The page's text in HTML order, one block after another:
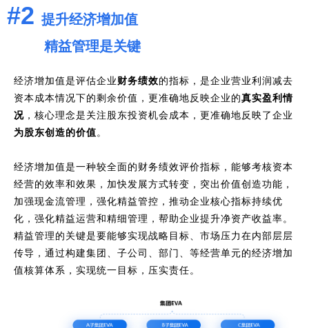
#2 提升经济增加值
精益管理是关键
经济增加值是评估企业财务绩效的指标，是企业营业利润减去
资本成本情况下的剩余价值，更准确地反映企业的真实盈利情
况 ，核心理念是关注股东投资机会成本，更准确地反映了企业
为股东创造的价值。
经济增加值是一种较全面的财务绩效评价指标，能够考核资本
经营的效率和效果，加快发展方式转变，突出价值创造功能，
加强现金流管理，强化精益管控，推动企业核心指标持续优
化，强化精益运营和精细管理，帮助企业提升净资产收益率。
精益管理的关键是要能够实现战略目标、市场压力在内部层层
传导，通过构建集团、子公司、部门、等经营单元的经济增加
值核算体系，实现统一目标，压实责任。